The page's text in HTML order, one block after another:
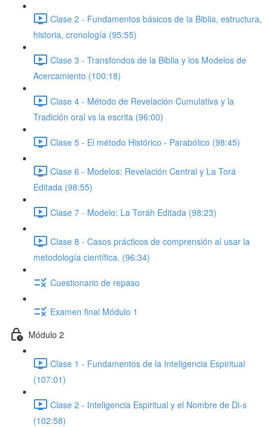
Clase 2 - Fundamentos básicos de la Biblia, estructura,
historia, cronología (95:55)
Clase 3 - Transfondos de la Biblia y los Modelos de
Acercamiento (100:18)
Clase 4 - Método de Revelación Cumulativa y la
Tradición oral vs la escrita (96:00)
Clase 5 - El método Histórico - Parabólico (98:45)
Clase 6 - Modelos: Revelación Central y La Torá
Editada (98:55)
Clase 7 - Modelo: La Toráh Editada (98:23)
Clase 8 - Casos prácticos de comprensión al usar la
metodología científica. (96:34)
Cuestionario de repaso
Examen final Módulo 1
Módulo 2
Clase 1 - Fundamentos de la Inteligencia Espiritual
(107:01)
Clase 2 - Inteligencia Espiritual y el Nombre de Di-s
(102:58)